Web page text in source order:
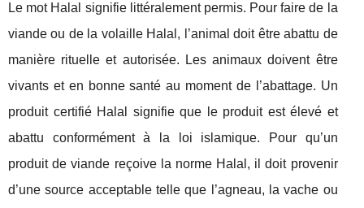
Le mot Halal signifie littéralement permis. Pour faire de la
viande ou de la volaille Halal, l’animal doit être abattu de
manière rituelle et autorisée. Les animaux doivent être
vivants et en bonne santé au moment de l’abattage. Un
produit certifié Halal signifie que le produit est élevé et
abattu conformément à la loi islamique. Pour qu’un
produit de viande reçoive la norme Halal, il doit provenir
d’une source acceptable telle que l’agneau, la vache ou